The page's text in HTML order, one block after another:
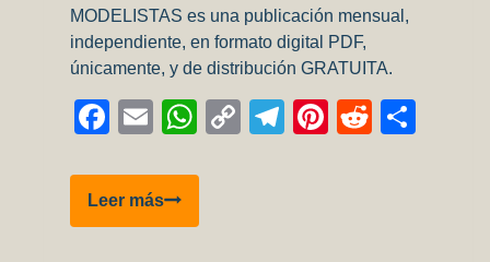
MODELISTAS es una publicación mensual,
independiente, en formato digital PDF,
únicamente, y de distribución GRATUITA.
Facebook
EmailWhatsApp
CopyTelegram
Pinterest
Reddit
Leer másRevista
Modelistas